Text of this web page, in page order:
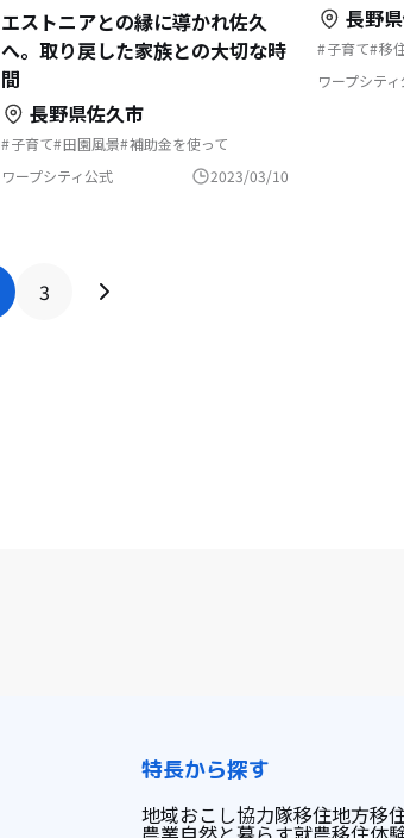
エストニアとの縁に導かれ佐久
へ。取り戻した家族との大切な時
間
長野県佐久市
子育て 田園風景 補助金を使って
独自取材 文化をつなぐ リモートワーク
自然と暮らす 地方移住 歴史をつむぐ
避暑地で過ごす 移住先で理想の暮らし
ワープシティ公式 2023/03/10
長野
子育て 移
独自取材
歴史をつむ
ワープシテ
3
特長から探す
地域おこし協力隊移住地方移